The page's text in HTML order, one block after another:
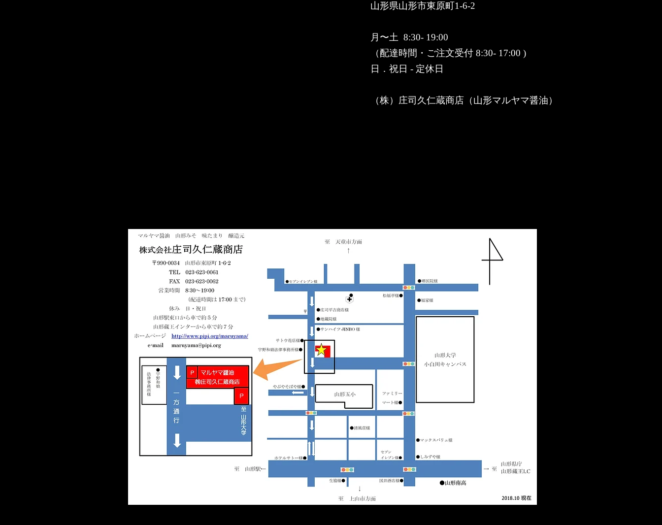
山形県山形市東原町1-6-2
月〜土 8:30- 19:00
（配達時間・ご注文受付 8:30- 17:00 )
日．祝日 - 定休日
（株）庄司久仁蔵商店（山形マルヤマ醤油）